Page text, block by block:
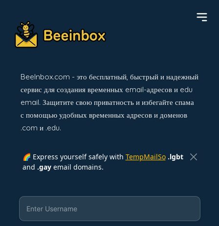
BeeInbox.com - это бесплатный, быстрый и надежный
сервис для создания временных email-адресов и edu
email. Защитите свою приватность и избегайте спама
с помощью удобных временных адресов и доменов
.com и .edu.
🌈 Express yourself safely with TempMailSo .lgbt
and .gayemail domains.